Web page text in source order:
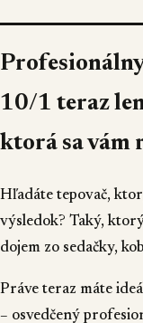
10/1 teraz
ktorá sa vám
Hľadáte tepovač,
výsledok? Taký,
dojem zo sedačky,
Práve teraz máte
– osvedčený